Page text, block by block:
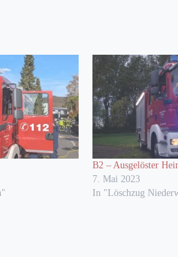
B2 – Ausgelöster
7. Mai 2023
In "Löschzug